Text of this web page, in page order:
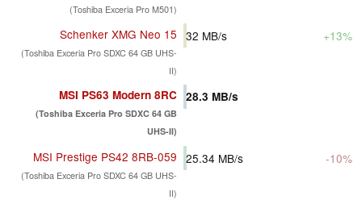
(Toshiba Exceria Pro M501)
Schenker XMG Neo 15
(Toshiba Exceria Pro SDXC 64 GB UHS-
II)
32 MB/s +13%
MSI PS63 Modern 8RC
(Toshiba Exceria Pro SDXC 64 GB
UHS-II)
28.3 MB/s
MSI Prestige PS42 8RB-059
(Toshiba Exceria Pro SDXC 64 GB UHS-
II)
25.34 MB/s -10%